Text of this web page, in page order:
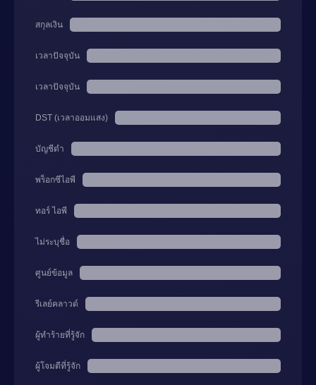
สกุลเงิน
เวลาปัจจุบัน
เวลาปัจจุบัน
DST (เวลาออมแสง)
บัญชีดำ
พร็อกซีไอพี
ทอร์ ไอพี
ไม่ระบุชื่อ
ศูนย์ข้อมูล
รีเลย์คลาวด์
ผู้ทำร้ายที่รู้จัก
ผู้โจมตีที่รู้จัก